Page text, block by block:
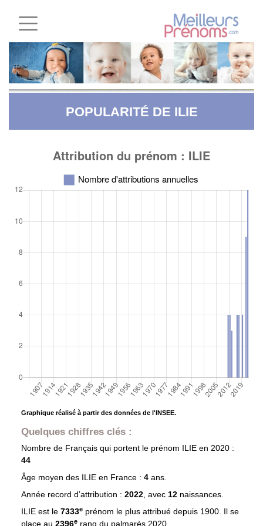
POPULARITÉ DE ILIE
Graphique réalisé à partir des données de l'INSEE.
Quelques chiffres clés :
Nombre de Français qui portent le prénom ILIE en 2020 :
44
Âge moyen des ILIEen France : 4 ans.
Année record d’attribution : 2022, avec 12 naissances.
ILIE est le 7333eprénom le plus attribué depuis 1900. Il se
place au 2396e rang du palmarès 2020.